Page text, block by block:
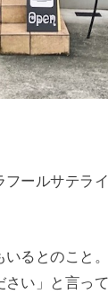
ールサテラ
るとのこと
い」と言って